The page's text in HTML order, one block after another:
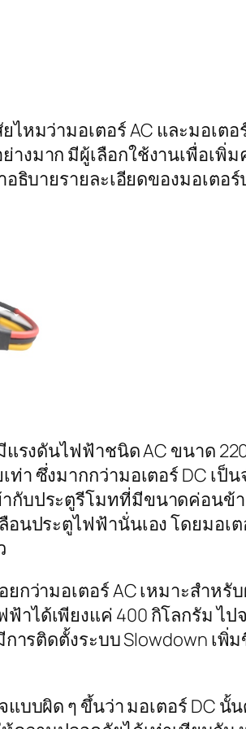
หมว่ามอเตอร์ AC และมอเต
งมาก มีผู้เลือกใช้งานเพื่อเ
อธิบายรายละเอียดของมอเต
รงดันไฟฟ้าชนิด AC ขนาด
ท่า ซึ่งมากกว่ามอเตอร์ DC
กับประตูรีโมทที่มีขนาดค่อนข้
นประตูไฟฟ้านั่นเอง โดยมอเ
กว่ามอเตอร์ AC เหมาะสำห
าได้เพียงแค่ 400 กิโลกรัม ไ
ารติดตั้งระบบ Slowdown เ
แบบผิด ๆ ขึ้นว่า มอเตอร์ DC